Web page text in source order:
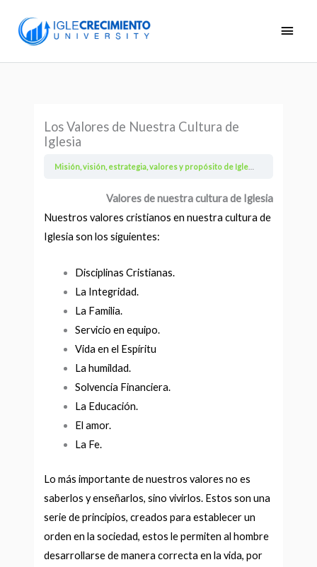
content
Los Valores de Nuestra Cultura de
Iglesia
Valores de nuestra cultura de Iglesia
Nuestros valores cristianos en nuestra cultura de
Iglesia son los siguientes:
Disciplinas Cristianas.
La Integridad.
La Familia.
Servicio en equipo.
Vida en el Espíritu
La humildad.
Solvencia Financiera.
La Educación.
El amor.
La Fe.
Lo más importante de nuestros valores no es
saberlos y enseñarlos, sino vivirlos. Estos son una
serie de principios, creados para establecer un
orden en la sociedad, estos le permiten al hombre
desarrollarse de manera correcta en la vida, por